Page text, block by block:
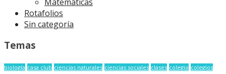
Rotafolios
Sin categoría
Temas
biología casa club ciencias naturales ciencias sociales clases colegio colegios